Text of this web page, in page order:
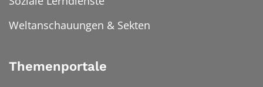
Weltanschauungen & Sekten
Themenportale